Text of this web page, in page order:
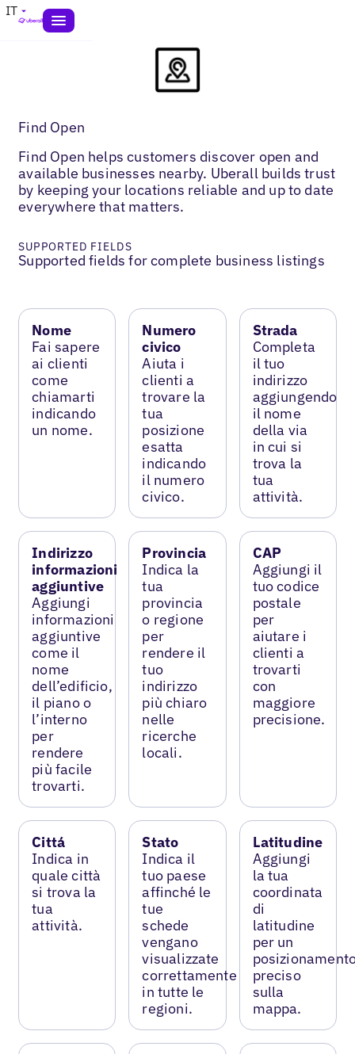
IT
Find Open
Find Open helps customers discover open and
available businesses nearby. Uberall builds trust
by keeping your locations reliable and up to date
everywhere that matters.
SUPPORTED FIELDS
Supported fields for complete business listings
Nome
Fai sapere
ai clienti
come
chiamarti
indicando
un nome.
Numero
civico
Aiuta i
clienti a
trovare la
tua
posizione
esatta
indicando
il numero
civico.
Strada
Completa
il tuo
indirizzo
aggiungendo
il nome
della via
in cui si
trova la
tua
attività.
Indirizzo
informazioni
aggiuntive
Aggiungi
informazioni
aggiuntive
come il
nome
dell’edificio,
il piano o
l’interno
per
rendere
più facile
trovarti.
Provincia
Indica la
tua
provincia
o regione
per
rendere il
tuo
indirizzo
più chiaro
nelle
ricerche
locali.
CAP
Aggiungi il
tuo codice
postale
per
aiutare i
clienti a
trovarti
con
maggiore
precisione.
Cittá
Indica in
quale città
si trova la
tua
attività.
Stato
Indica il
tuo paese
affinché le
tue
schede
vengano
visualizzate
correttamente
in tutte le
regioni.
Latitudine
Aggiungi
la tua
coordinata
di
latitudine
per un
preciso
sulla
mappa.